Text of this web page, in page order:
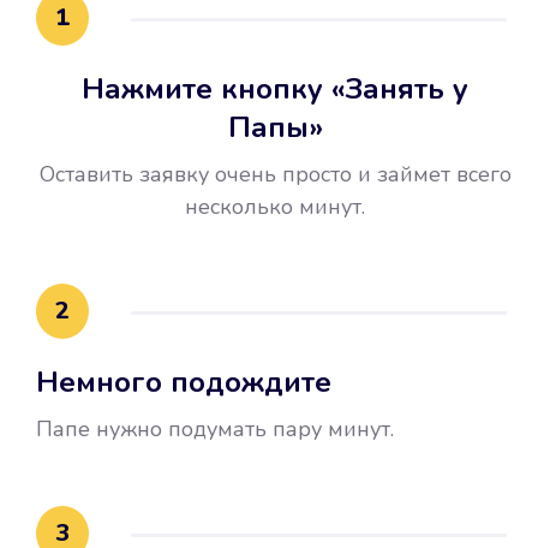
воспользовались бесплатной
это открыло новые возможности в
1
Нажмите кнопку «Занять у
Папы»
Оставить заявку очень просто и займет всего
несколько минут.
2
Немного подождите
Папе нужно подумать пару минут.
3